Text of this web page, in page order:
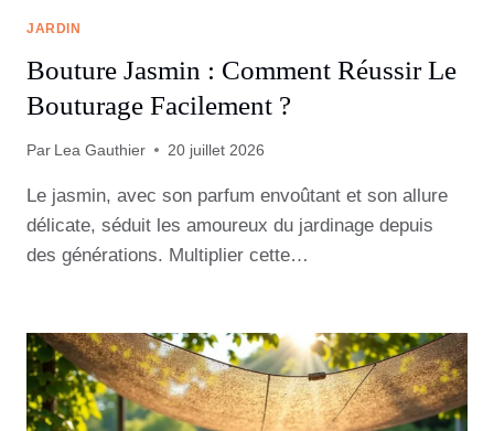
JARDIN
Bouture Jasmin : Comment Réussir Le
Bouturage Facilement ?
Par Lea Gauthier 20 juillet 2026
Le jasmin, avec son parfum envoûtant et son allure
délicate, séduit les amoureux du jardinage depuis
des générations. Multiplier cette…